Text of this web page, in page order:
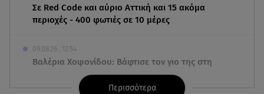
Σε Red Code και αύριο Αττική και 15 ακόμα
περιοχές - 400 φωτιές σε 10 μέρες
09.08.26 , 12:54
Βαλέρια Χοψονίδου: Βάφτισε τον γιο της στη
Βουλιαγμένη - Το όνομα που πήρε
Περισσότερα